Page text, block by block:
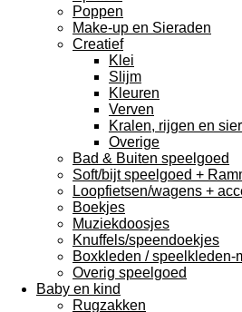
Poppen
Make-up en Sieraden
Creatief
Klei
Slijm
Kleuren
Verven
Kralen, rijgen en
Overige
Bad & Buiten speelgoed
Soft/bijt speelgoed +
Loopfietsen/wagens +
Boekjes
Muziekdoosjes
Knuffels/speendoekjes
Boxkleden / speelkleden-
Overig speelgoed
Baby en kind
Rugzakken